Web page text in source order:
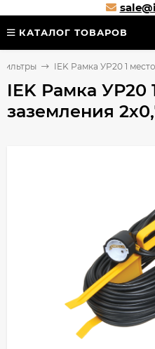
КАТАЛОГ ТОВАРОВ
IEK Рамка УР20 1
IEK Рамка УР20
заземления